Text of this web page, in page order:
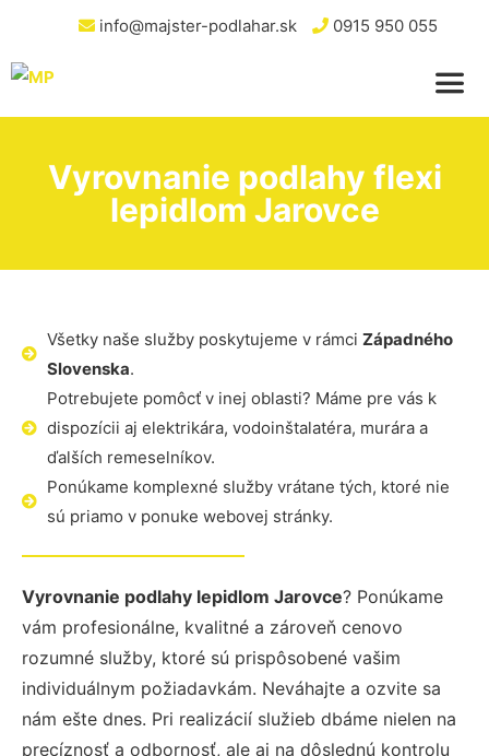
info@majster-podlahar.sk 0915 950 055
Vyrovnanie podlahy flexi
lepidlom Jarovce
Všetky naše služby poskytujeme v rámci Západného
Slovenska.
Potrebujete pomôcť v inej oblasti? Máme pre vás k
dispozícii aj elektrikára, vodoinštalatéra, murára a
ďalších remeselníkov.
Ponúkame komplexné služby vrátane tých, ktoré nie
sú priamo v ponuke webovej stránky.
Vyrovnanie podlahy lepidlom Jarovce? Ponúkame
vám profesionálne, kvalitné a zároveň cenovo
rozumné služby, ktoré sú prispôsobené vašim
individuálnym požiadavkám. Neváhajte a ozvite sa
nám ešte dnes. Pri realizácií služieb dbáme nielen na
precíznosť a odbornosť, ale aj na dôslednú kontrolu